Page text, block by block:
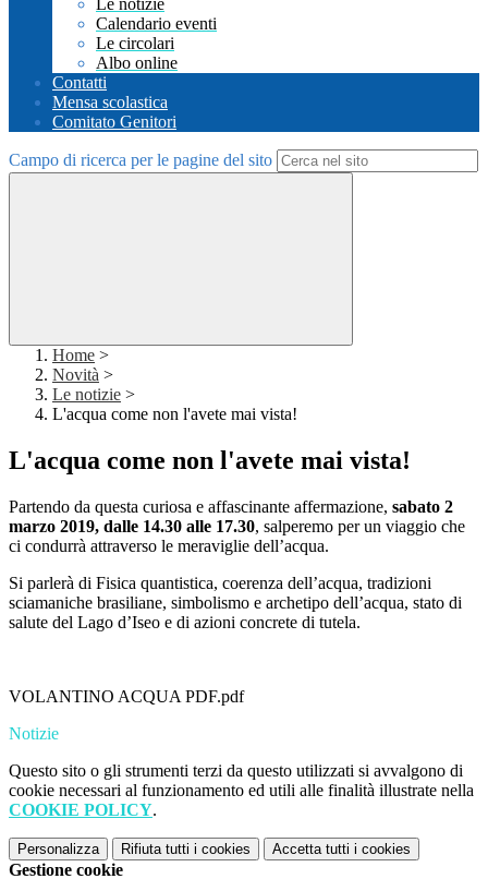
Le notizie
Calendario eventi
Le circolari
Albo online
Contatti
Mensa scolastica
Comitato Genitori
Campo di ricerca per le pagine del sito
Home >
Novità >
Le notizie >
L'acqua come non l'avete mai vista!
L'acqua come non l'avete mai vista!
Partendo da questa curiosa e affascinante affermazione, sabato 2
marzo 2019, dalle 14.30 alle 17.30, salperemo per un viaggio che
ci condurrà attraverso le meraviglie dell’acqua.
Si parlerà di Fisica quantistica, coerenza dell’acqua, tradizioni
sciamaniche brasiliane, simbolismo e archetipo dell’acqua, stato di
salute del Lago d’Iseo e di azioni concrete di tutela.
VOLANTINO ACQUA PDF.pdf
Notizie
Questo sito o gli strumenti terzi da questo utilizzati si avvalgono di
cookie necessari al funzionamento ed utili alle finalità illustrate nella
COOKIE POLICY.
Personalizza Rifiuta tutti i cookies Accetta tutti i cookies
Gestione cookie